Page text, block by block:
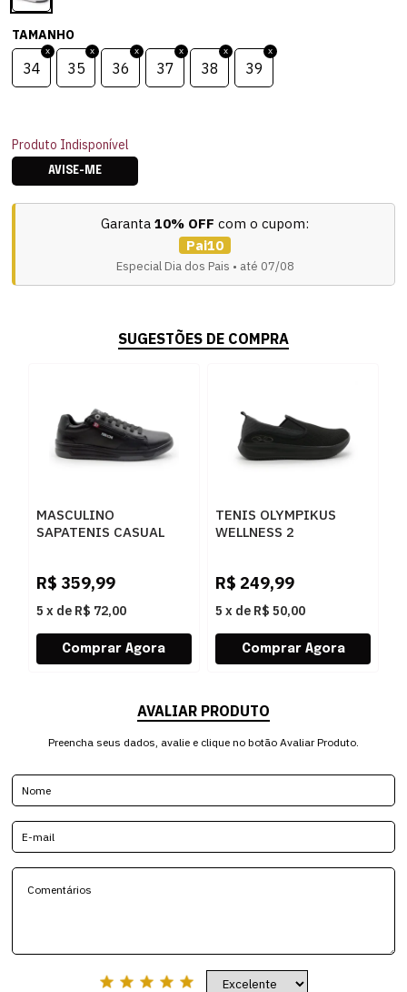
TAMANHO
34 35 36 37 38 39
Produto Indisponível
AVISE-ME
Garanta 10% OFF com o cupom:
Pai10
Especial Dia dos Pais • até 07/08
SUGESTÕES DE COMPRA
MASCULINO
SAPATENIS CASUAL
PRETO
R$ 359,99
5 x de R$ 72,00
TENIS OLYMPIKUS
WELLNESS 2
R$ 249,99
5 x de R$ 50,00
AVALIAR PRODUTO
Preencha seus dados, avalie e clique no botão Avaliar Produto.